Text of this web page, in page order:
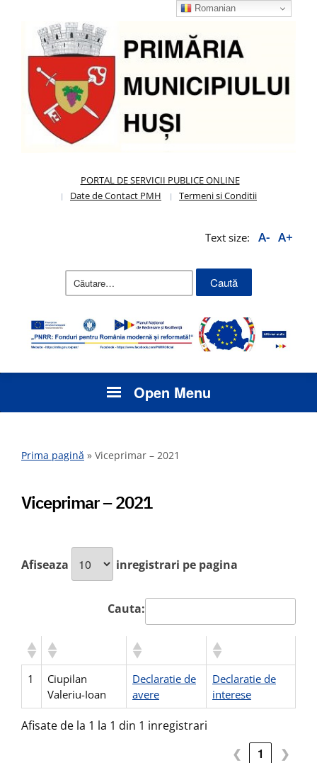
PORTAL DE SERVICII PUBLICE ONLINE
Date de Contact PMH
Termeni si Conditii
Text size: A- A+
Caută
Open Menu
Prima pagină » Viceprimar – 2021
Viceprimar – 2021
Afiseaza inregistrari pe pagina
Cauta:
1
Ciupilan
Valeriu-Ioan
Declaratie de
avere
Declaratie de
interese
Afisate de la 1 la 1 din 1 inregistrari
❮ 1 ❯
Romanian